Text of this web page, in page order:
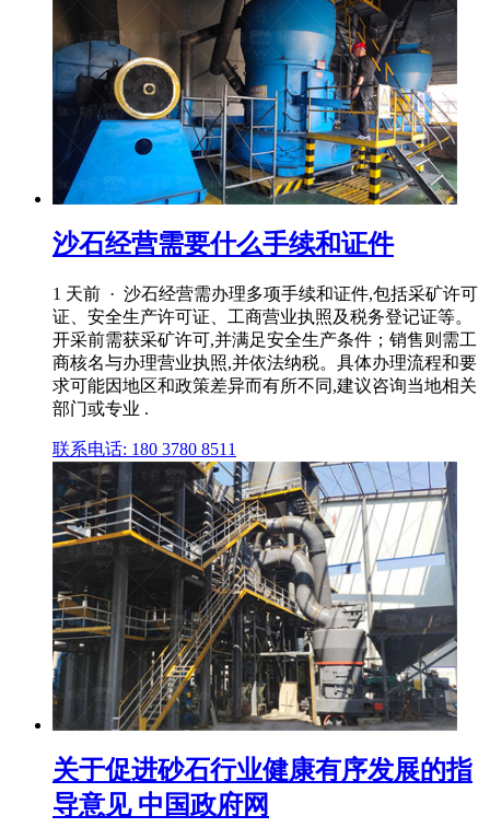
沙石经营需要什么手续和证件
1 天前 · 沙石经营需办理多项手续和证件,包括采矿许可
证、安全生产许可证、工商营业执照及税务登记证等。
开采前需获采矿许可,并满足安全生产条件；销售则需工
商核名与办理营业执照,并依法纳税。具体办理流程和要
求可能因地区和政策差异而有所不同,建议咨询当地相关
部门或专业 .
联系电话: 180 3780 8511
关于促进砂石行业健康有序发展的指
导意见 中国政府网